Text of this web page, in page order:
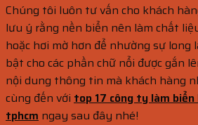
Chúng tôi luôn tư vấn cho khách
lưu ý rằng nền biển nên làm chất
hoặc hơi mờ hơn để nhường sự long
bật cho các phần chữ nổi được gắn
nội dung thông tin mà khách hàng
cùng đến với top 17 công ty làm
tphcm ngay sau đây nhé!